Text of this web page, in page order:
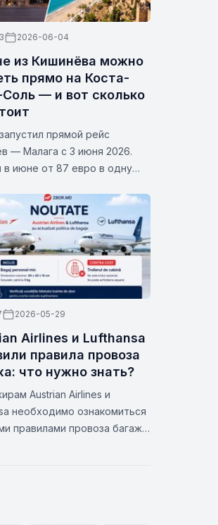
2026-06-04
из Кишинёва можно
прямо на Коста-
— и вот сколько
прямой рейс
— Малага с 3 июня 2026.
в июне от 87 евро в одну
Проверьте даты на
2026-05-29
Airlines и Lufthansa
правила провоза
что нужно знать?
Austrian Airlines и
необходимо ознакомиться
правилами провоза багажа